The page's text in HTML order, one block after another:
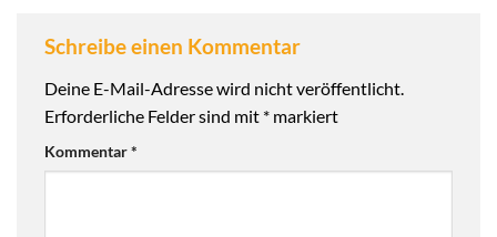
Schreibe einen Kommentar
Deine E-Mail-Adresse wird nicht veröffentlicht.
Erforderliche Felder sind mit * markiert
Kommentar*